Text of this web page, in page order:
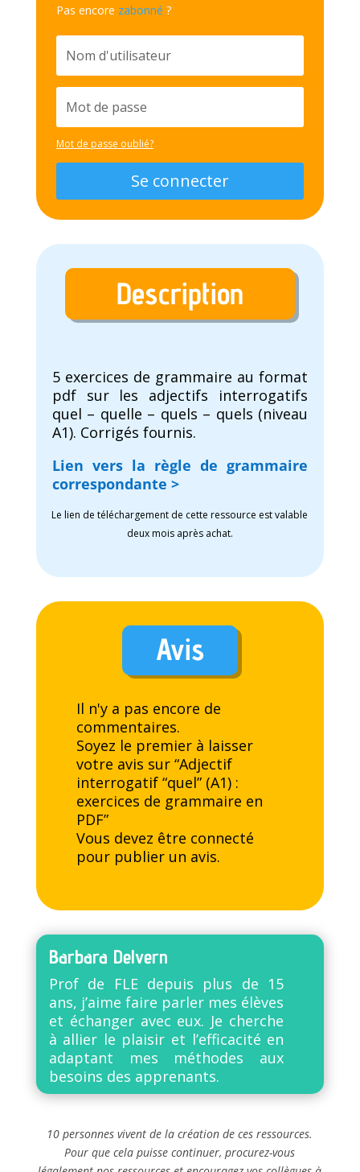
Pas encore zabonné ?
Mot de passe oublié?
Se connecter
Description
5 exercices de grammaire au format
pdf sur les adjectifs interrogatifs
quel – quelle – quels – quels (niveau
A1). Corrigés fournis.
Lien vers la règle de grammaire
correspondante >
Le lien de téléchargement de cette ressource est valable
deux mois après achat.
Avis
Il n'y a pas encore de
commentaires.
Soyez le premier à laisser
votre avis sur “Adjectif
interrogatif “quel” (A1) :
exercices de grammaire en
PDF”
Vous devez être connecté
pour publier un avis.
Barbara Delvern
Prof de FLE depuis plus de 15
ans, j’aime faire parler mes élèves
et échanger avec eux. Je cherche
à allier le plaisir et l’efficacité en
adaptant mes méthodes aux
besoins des apprenants.
10 personnes vivent de la création de ces ressources.
Pour que cela puisse continuer, procurez-vous